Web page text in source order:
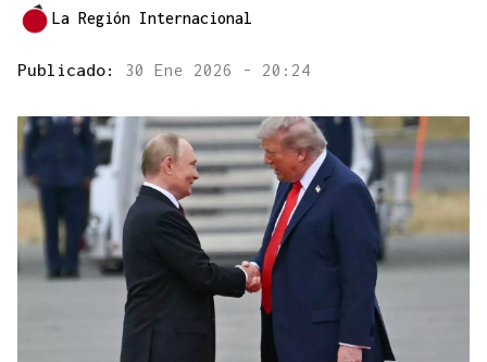
La Región Internacional
Publicado: 30 Ene 2026 - 20:24